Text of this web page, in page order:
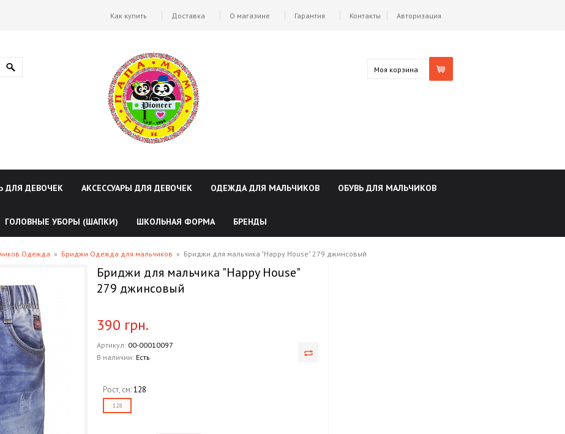
Авторизация
Как купить Доставка О магазине Гарантия Контакты
Моя корзина
ДЛЯ ДЕВОЧЕК АКСЕССУАРЫ ДЛЯ ДЕВОЧЕК ОДЕЖДА ДЛЯ МАЛЬЧИКОВ ОБУВЬ ДЛЯ МАЛЬЧИКОВ
ГОЛОВНЫЕ УБОРЫ (ШАПКИ) ШКОЛЬНАЯ ФОРМА БРЕНДЫ
Одежда » Бриджи Одежда для мальчиков » Бриджи для мальчика "Happy House" 279 джинсовый
Бриджи для мальчика "Happy House"
279 джинсовый
390 грн.
Артикул: 00-00010097
В наличии: Есть
Рост, см:128
128